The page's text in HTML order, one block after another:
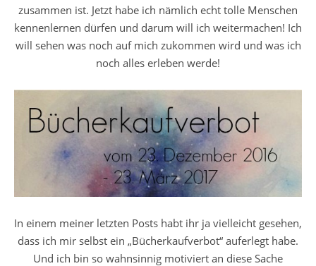
zusammen ist. Jetzt habe ich nämlich echt tolle Menschen
kennenlernen dürfen und darum will ich weitermachen! Ich
will sehen was noch auf mich zukommen wird und was ich
noch alles erleben werde!
In einem meiner letzten Posts habt ihr ja vielleicht gesehen,
dass ich mir selbst ein „Bücherkaufverbot“ auferlegt habe.
Und ich bin so wahnsinnig motiviert an diese Sache